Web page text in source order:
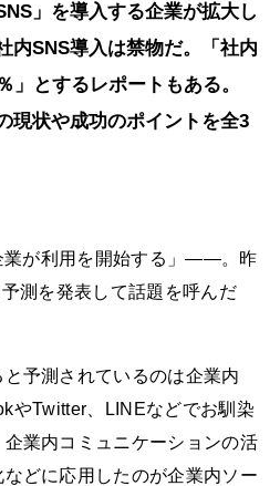
」を導入する企業が拡大し
内SNS導入は禁物だ。「社内
」とするレポートもある。
現状や成功のポイントを全3
業が利用を開始する」――。昨
測を発表して話題を呼んだ
予測されているのは企業内
やTwitter、LINEなどでお馴染
業内コミュニケーションの活
どに応用したのが企業内ソー